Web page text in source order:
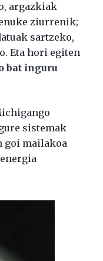
argazkiak
ziurrenik;
sartzeko,
Eta hori egiten
bat inguru
sistemak
goi mailakoa